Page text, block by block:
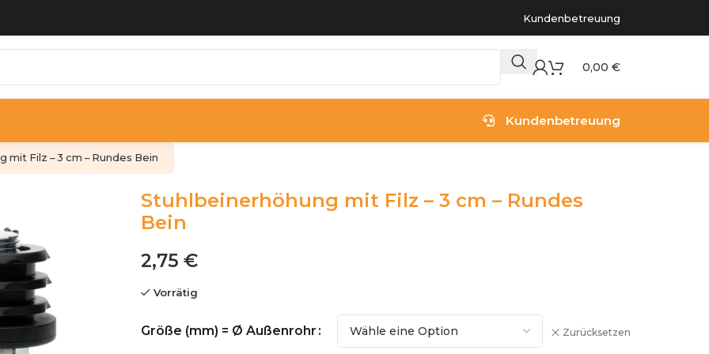
Kundenbetreuung
0,00 €
Kundenbetreuung
mit Filz – 3 cm – Rundes Bein
Stuhlbeinerhöhung mit Filz – 3 cm – Rundes
Bein
2,75 €
Vorrätig
Größe (mm) = Ø Außenrohr Zurücksetzen